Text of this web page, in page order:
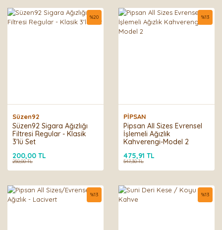
Süzen92
Süzen92 Sigara Ağızlığı
Filtresi Regular - Klasik
3'lü Set
%20
200,00 TL
250,00 TL
PİPSAN
Pipsan All Sizes Evrensel
İşlemeli Ağızlık
Kahverengi-Model 2
%13
475,91 TL
547,30 TL
%13 %13